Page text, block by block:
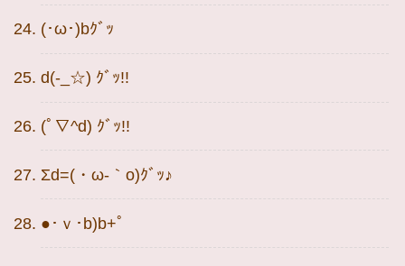
(･ω･)bｸﾞｯ
d(-_☆) ｸﾞｯ!!
(ﾟ∇^d) ｸﾞｯ!!
Σd=(・ω-｀o)ｸﾞｯ♪
●･ｖ･b)b+ﾟ